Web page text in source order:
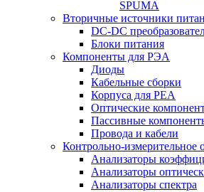
SPUMA
Вторичные источники
DC-DC
Блоки питания
Компоненты для РЭА
Диоды
Кабельные сборки
Корпуса для РЕА
Оптические
Пассивные
Провода и кабели
Контрольно-измерительное
Анализаторы
Анализаторы
Анализаторы спектра